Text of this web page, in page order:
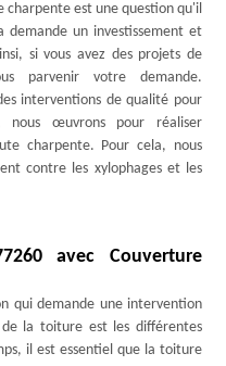
est une question qu'il
demande un investissement et
si vous avez des projets de
parvenir votre demande.
interventions de qualité pour
œuvrons pour réaliser
charpente. Pour cela, nous
contre les xylophages et les
avec Couverture
qui demande une intervention
la toiture est les différentes
il est essentiel que la toiture